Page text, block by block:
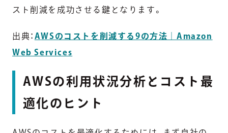
スト削減を成功させる鍵となります。
出典： AWSのコストを削減する9の方法｜Amazon
Web Services
AWSの利用状況分析とコスト最
適化のヒント